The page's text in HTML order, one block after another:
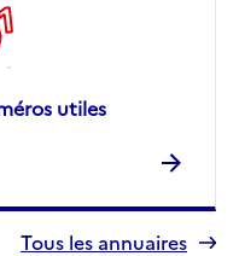
utiles
Tous les annuaires